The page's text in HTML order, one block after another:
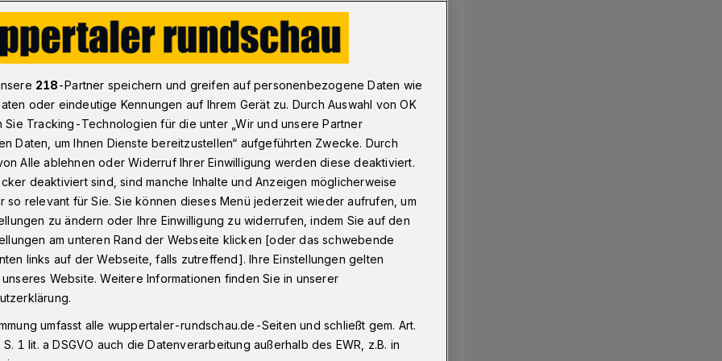
im Botanischen Garten Wuppertal
im
bietet der Botanische Garten auf der
Programm – von Yoga über Führungen
bis zum Lernspaziergang.
218-Partner speichern und greifen auf personenbezogene Daten wie
oder eindeutige Kennungen auf Ihrem Gerät zu. Durch Auswahl von OK
Sie Tracking-Technologien für die unter „Wir und unsere Partner
Daten, um Ihnen Dienste bereitzustellen“ aufgeführten Zwecke. Durch
Alle ablehnen oder Widerruf Ihrer Einwilligung werden diese deaktiviert.
deaktiviert sind, sind manche Inhalte und Anzeigen möglicherweise
so relevant für Sie. Sie können dieses Menü jederzeit wieder aufrufen, um
zu ändern oder Ihre Einwilligung zu widerrufen, indem Sie auf den
am unteren Rand der Webseite klicken [oder das schwebende
links auf der Webseite, falls zutreffend]. Ihre Einstellungen gelten
Website. Weitere Informationen finden Sie in unserer
umfasst alle wuppertaler-rundschau.de-Seiten und schließt gem. Art.
1 lit. a DSGVO auch die Datenverarbeitung außerhalb des EWR, z.B. in